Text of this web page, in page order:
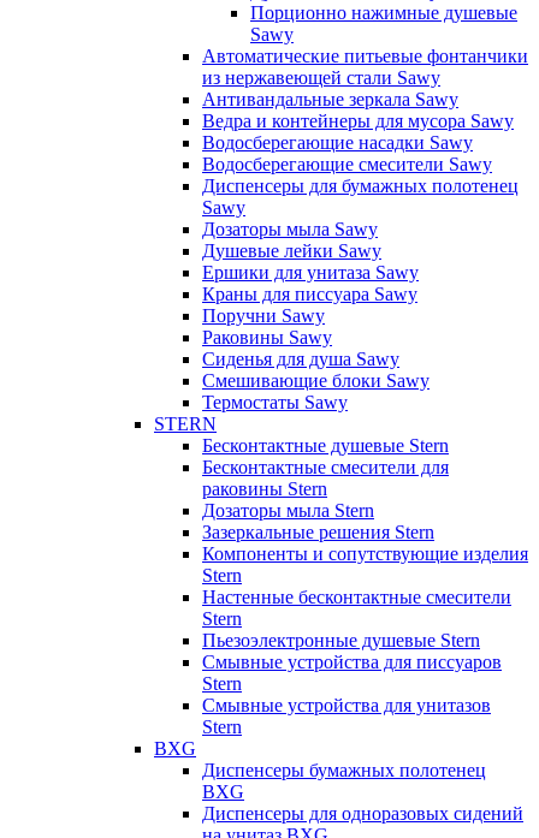
Порционно нажимные душевые
Sawy
Автоматические питьевые фонтанчики
из нержавеющей стали Sawy
Антивандальные зеркала Sawy
Ведра и контейнеры для мусора Sawy
Водосберегающие насадки Sawy
Водосберегающие смесители Sawy
Диспенсеры для бумажных полотенец
Sawy
Дозаторы мыла Sawy
Душевые лейки Sawy
Ершики для унитаза Sawy
Краны для писсуара Sawy
Поручни Sawy
Раковины Sawy
Сиденья для душа Sawy
Смешивающие блоки Sawy
Термостаты Sawy
STERN
Бесконтактные душевые Stern
Бесконтактные смесители для
раковины Stern
Дозаторы мыла Stern
Зазеркальные решения Stern
Компоненты и сопутствующие изделия
Stern
Настенные бесконтактные смесители
Stern
Пьезоэлектронные душевые Stern
Смывные устройства для писсуаров
Stern
Смывные устройства для унитазов
Stern
BXG
Диспенсеры бумажных полотенец
BXG
Диспенсеры для одноразовых сидений